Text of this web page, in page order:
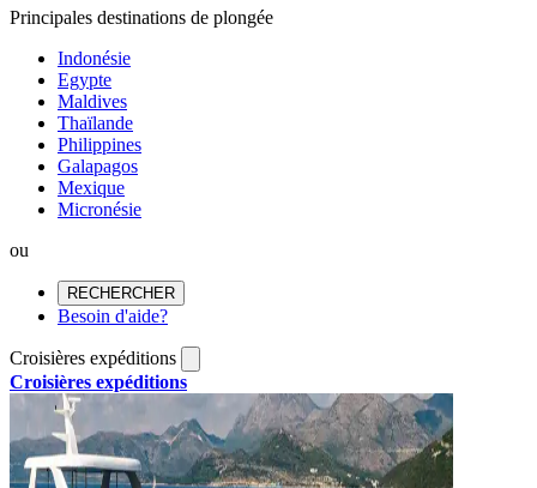
Principales destinations de plongée
Indonésie
Egypte
Maldives
Thaïlande
Philippines
Galapagos
Mexique
Micronésie
ou
RECHERCHER
Besoin d'aide?
Croisières expéditions
Croisières expéditions